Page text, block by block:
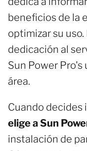
beneficios de la
optimizar su
dedicación al
Sun Power Pro's
área.
Cuando decides
elige a Sun
instalación de